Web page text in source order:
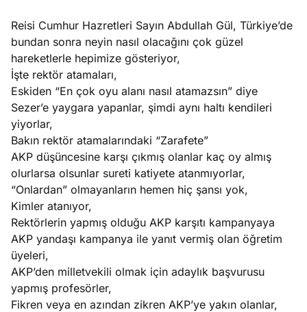
Reisi Cumhur Hazretleri Sayın Abdullah Gül, Türkiye’de
bundan sonra neyin nasıl olacağını çok güzel
hareketlerle hepimize gösteriyor,
İşte rektör atamaları,
Eskiden “En çok oyu alanı nasıl atamazsın” diye
Sezer’e yaygara yapanlar, şimdi aynı haltı kendileri
yiyorlar,
Bakın rektör atamalarındaki “Zarafete”
AKP düşüncesine karşı çıkmış olanlar kaç oy almış
olurlarsa olsunlar sureti katiyete atanmıyorlar,
“Onlardan” olmayanların hemen hiç şansı yok,
Kimler atanıyor,
Rektörlerin yapmış olduğu AKP karşıtı kampanyaya
AKP yandaşı kampanya ile yanıt vermiş olan öğretim
üyeleri,
AKP’den milletvekili olmak için adaylık başvurusu
yapmış profesörler,
Fikren veya en azından zikren AKP’ye yakın olanlar,